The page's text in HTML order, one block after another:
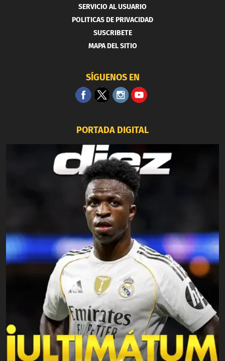
SERVICIO AL USUARIO
POLITICAS DE PRIVACIDAD
SUSCRIBETE
MAPA DEL SITIO
SÍGUENOS EN
PORTADA DIGITAL